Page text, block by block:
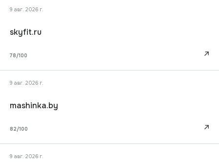
9 авг. 2026 г.
skyfit.ru
78/100 ↗
9 авг. 2026 г.
mashinka.by
82/100 ↗
9 авг. 2026 г.